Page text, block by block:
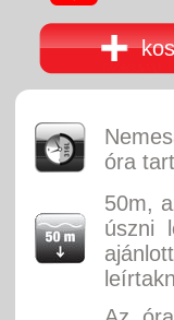
óra
50m,
úszni